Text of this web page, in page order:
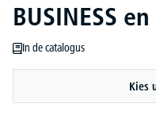
BUSINESS
In de catalogus
Kies